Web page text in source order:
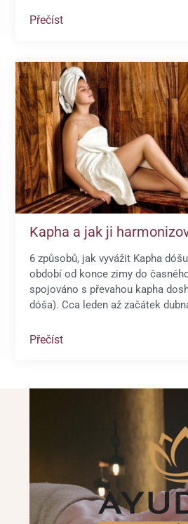
Přečíst
Kapha a jak ji
6 způsobů, jak vyvážit Kapha
období od konce zimy do
spojováno s převahou kapha
dóša). Cca leden až začátek
Přečíst